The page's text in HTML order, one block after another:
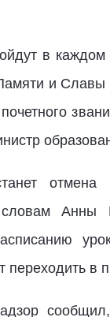
в каждом
и Славы
Анны
переходить в